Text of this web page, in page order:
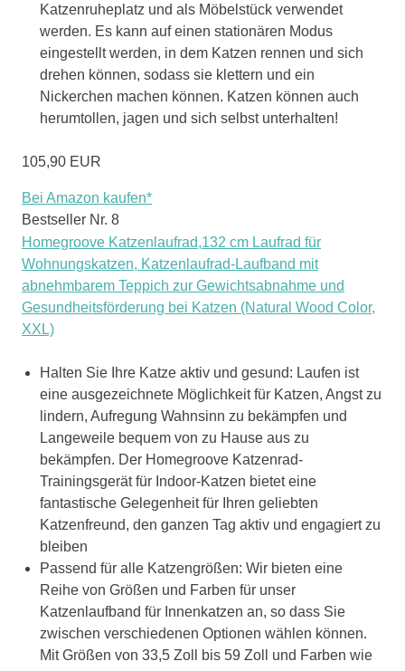
Katzenruheplatz und als Möbelstück verwendet
werden. Es kann auf einen stationären Modus
eingestellt werden, in dem Katzen rennen und sich
drehen können, sodass sie klettern und ein
Nickerchen machen können. Katzen können auch
herumtollen, jagen und sich selbst unterhalten!
105,90 EUR
Bei Amazon kaufen*
Bestseller Nr. 8
Homegroove Katzenlaufrad,132 cm Laufrad für
Wohnungskatzen, Katzenlaufrad-Laufband mit
abnehmbarem Teppich zur Gewichtsabnahme und
Gesundheitsförderung bei Katzen (Natural Wood Color,
XXL)
Halten Sie Ihre Katze aktiv und gesund: Laufen ist
eine ausgezeichnete Möglichkeit für Katzen, Angst zu
lindern, Aufregung Wahnsinn zu bekämpfen und
Langeweile bequem von zu Hause aus zu
bekämpfen. Der Homegroove Katzenrad-
Trainingsgerät für Indoor-Katzen bietet eine
fantastische Gelegenheit für Ihren geliebten
Katzenfreund, den ganzen Tag aktiv und engagiert zu
bleiben
Passend für alle Katzengrößen: Wir bieten eine
Reihe von Größen und Farben für unser
Katzenlaufband für Innenkatzen an, so dass Sie
zwischen verschiedenen Optionen wählen können.
Mit Größen von 33,5 Zoll bis 59 Zoll und Farben wie